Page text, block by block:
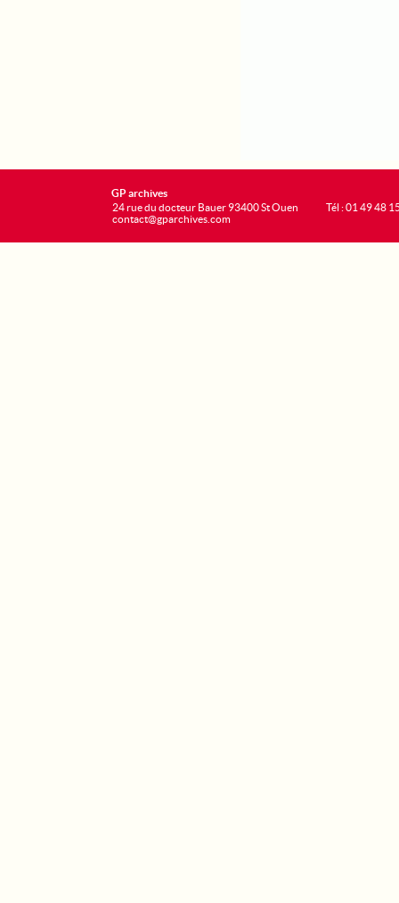
GP archives
24 rue du docteur Bauer 93400 St Ouen
contact@gparchives.com
Tél : 01 49 48